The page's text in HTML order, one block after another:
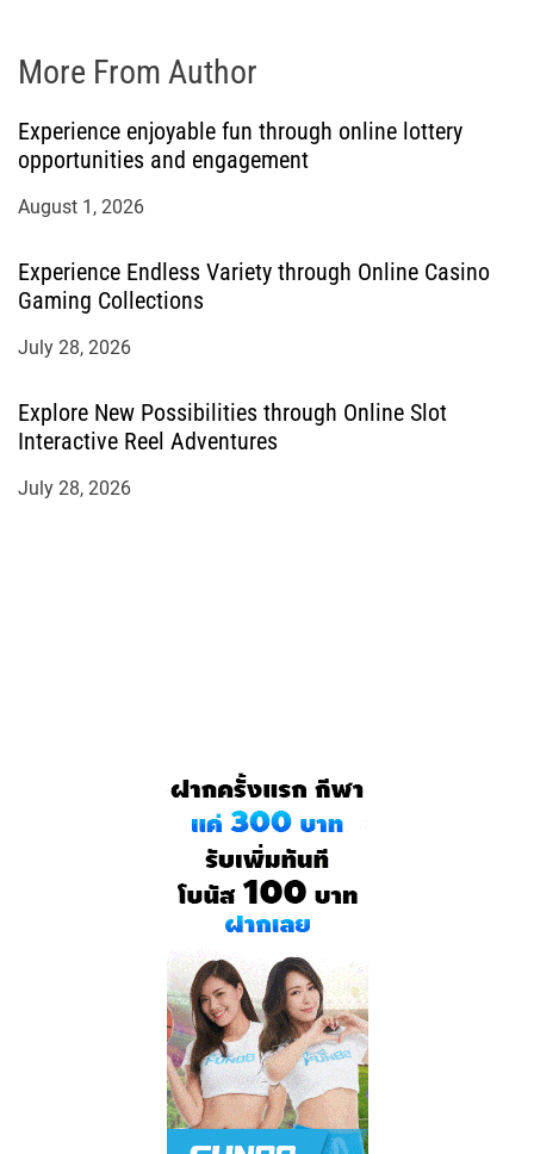
More From Author
Experience enjoyable fun through online lottery
opportunities and engagement
August 1, 2026
Experience Endless Variety through Online Casino
Gaming Collections
July 28, 2026
Explore New Possibilities through Online Slot
Interactive Reel Adventures
July 28, 2026